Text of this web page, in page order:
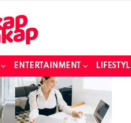
ENTERTAINMENT